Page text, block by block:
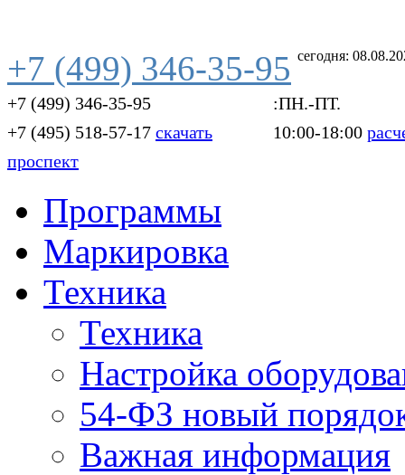
сегодня:
+7 (499) 346-35-95
+7 (499) 346-35-95
+7 (495) 518-57-17 скачать
проспект
:ПН.-ПТ.
10:00-18:00
Программы
Маркировка
Техника
Техника
Настройка
54-ФЗ новый
Важная информация